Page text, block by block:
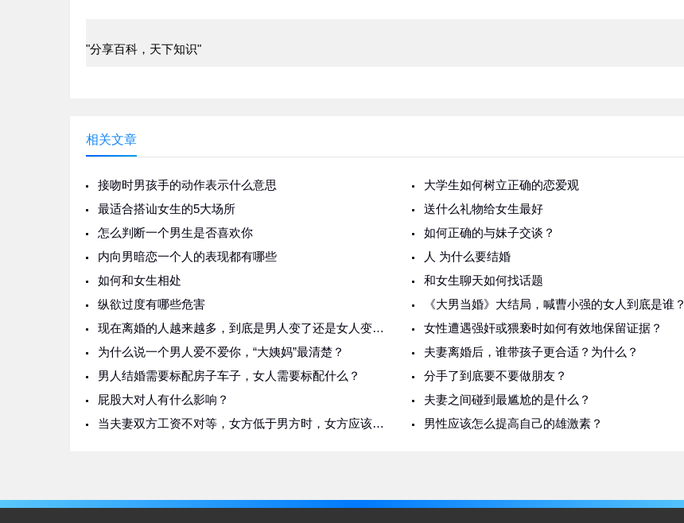
"分享百科，天下知识"
相关文章
大学生如何树立正确的恋爱观
接吻时男孩手的动作表示什么意思
送什么礼物给女生最好
最适合搭讪女生的5大场所
如何正确的与妹子交谈？
怎么判断一个男生是否喜欢你
人 为什么要结婚
内向男暗恋一个人的表现都有哪些
和女生聊天如何找话题
如何和女生相处
《大男当婚》大结局，喊曹小强的女人到底是谁？
纵欲过度有哪些危害
女性遭遇强奸或猥亵时如何有效地保留证据？
现在离婚的人越来越多，到底是男人变了还是女人变了？
夫妻离婚后，谁带孩子更合适？为什么？
为什么说一个男人爱不爱你，“大姨妈”最清楚？
分手了到底要不要做朋友？
男人结婚需要标配房子车子，女人需要标配什么？
夫妻之间碰到最尴尬的是什么？
屁股大对人有什么影响？
男性应该怎么提高自己的雄激素？
当夫妻双方工资不对等，女方低于男方时，女方应该努力赚更多吗？